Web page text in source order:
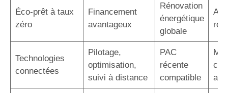
Éco-prêt à taux
zéro
Financement
avantageux
Rénovation
énergétique
globale
Technologies
connectées
Pilotage,
optimisation,
suivi à distance
PAC
récente
compatible